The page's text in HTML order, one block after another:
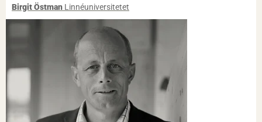
Birgit Östman Linnéuniversitetet